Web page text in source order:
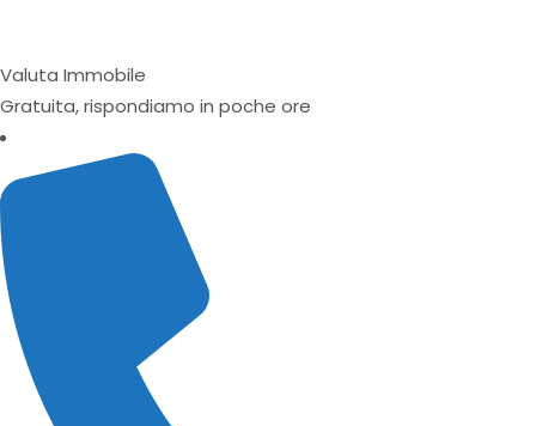
Valuta Immobile
Gratuita, rispondiamo in poche ore